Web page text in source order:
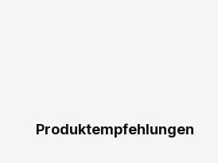
Produktgalerie überspringen
Produktempfehlungen